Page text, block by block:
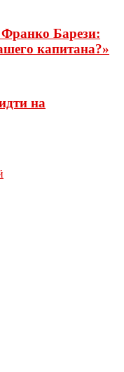
Барези:
капитана?»
на